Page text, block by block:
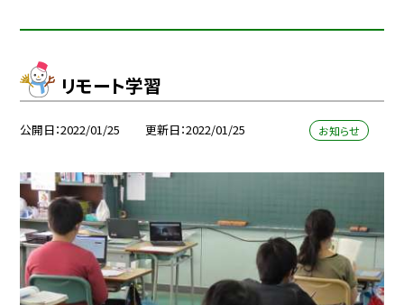
リモート学習
公開日 2022/01/25 更新日 2022/01/25 お知らせ